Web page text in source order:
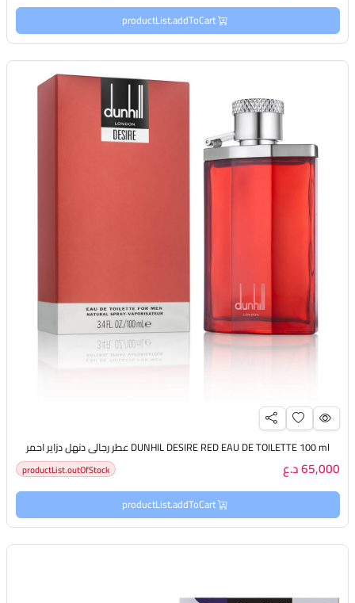
productList.addToCart
DUNHIL DESIRE RED EAU DE TOILETTE 100 ml عطر رجالي دنهل دزاير احمر
65,000 د.ع productList.outOfStock
productList.addToCart